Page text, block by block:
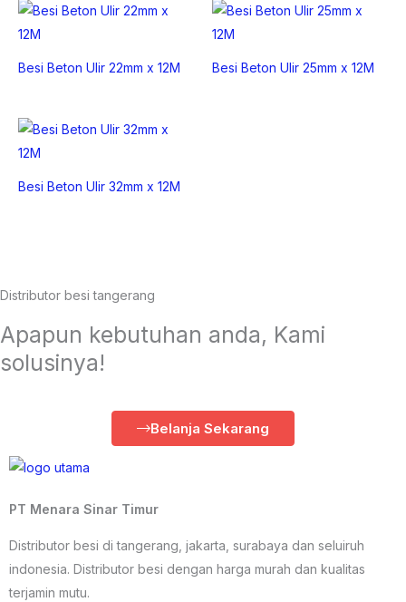
Besi Beton Ulir 22mm x 12M Besi Beton Ulir 25mm x 12M
Besi Beton Ulir 32mm x 12M
Distributor besi tangerang
Apapun kebutuhan anda, Kami
solusinya!
Belanja Sekarang
PT Menara Sinar Timur
Distributor besi di tangerang, jakarta, surabaya dan seluiruh
indonesia. Distributor besi dengan harga murah dan kualitas
terjamin mutu.